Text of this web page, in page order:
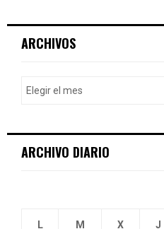
h
ARCHIVOS
ARCHIVO DIARIO
L M X J